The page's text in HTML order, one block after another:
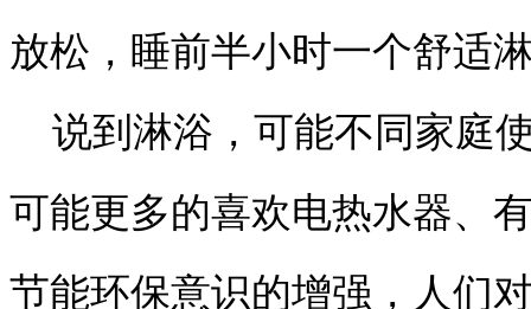
放松，睡前半小时一个舒适
说到淋浴，可能不同家庭
可能更多的喜欢电热水器、
节能环保意识的增强，人们